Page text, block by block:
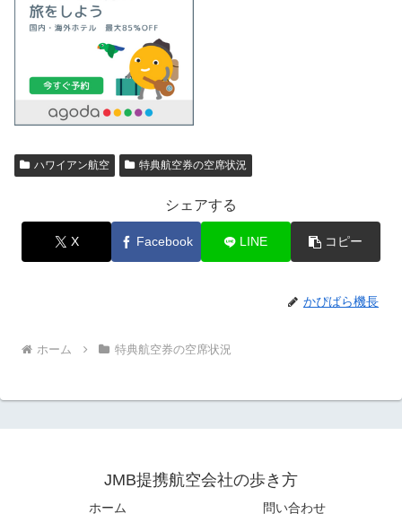
ハワイアン航空 特典航空券の空席状況
シェアする
X Facebook LINE コピー
かぴばら機長
ホーム 特典航空券の空席状況
JMB提携航空会社の歩き方
ホーム 問い合わせ